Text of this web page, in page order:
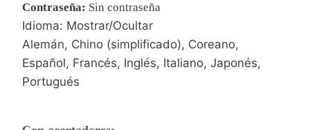
Contraseña: Sin contraseña
Idioma: Mostrar/Ocultar
Alemán, Chino (simplificado), Coreano,
Español, Francés, Inglés, Italiano, Japonés,
Portugués